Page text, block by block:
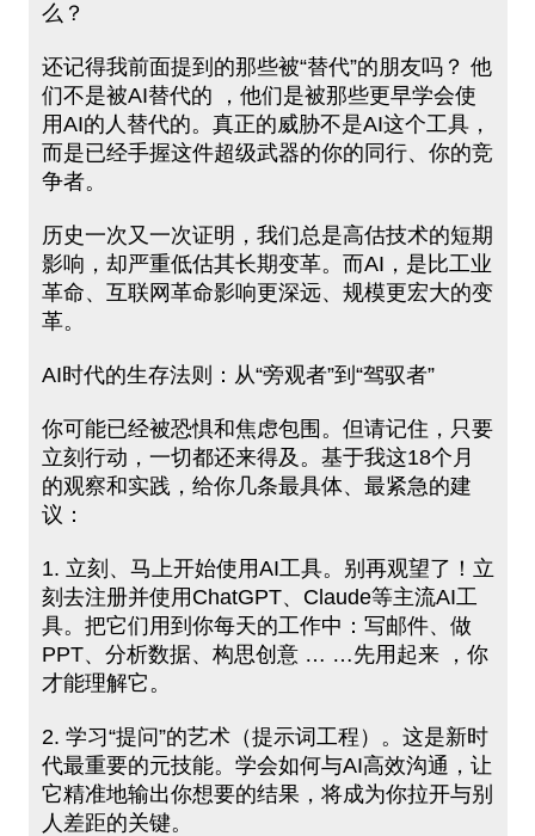
么？
还记得我前⾯提到的那些被“替代”的朋友吗？ 他
们不是被AI替代的 ，他们是被那些更早学会使
⽤AI的⼈替代的。真正的威胁不是AI这个工具，
而是已经手握这件超级武器的你的同行、你的竞
争者。
历史一次又一次证明，我们总是高估技术的短期
影响，却严重低估其长期变革。而AI，是比工业
⾰命、互联网革命影响更深远、规模更宏大的变
革。
AI时代的生存法则：从“旁观者”到“驾驭者”
你可能已经被恐惧和焦虑包围。但请记住，只要
立刻行动，一切都还来得及。基于我这18个月
的观察和实践，给你几条最具体、最紧急的建
议：
1. 立刻、马上开始使用AI工具。别再观望了！立
刻去注册并使⽤ChatGPT、Claude等主流AI工
具。把它们用到你每天的⼯作中：写邮件、做
PPT、分析数据、构思创意 … …先用起来 ，你
才能理解它。
2. 学习“提问”的艺术（提示词工程）。这是新时
代最重要的元技能。学会如何与AI高效沟通，让
它精准地输出你想要的结果，将成为你拉开与别
⼈差距的关键。